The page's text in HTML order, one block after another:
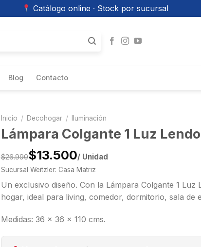
Catálogo online · Stock por sucursal
Blog Contacto
Inicio / Decohogar / Iluminación
Lámpara Colgante 1 Luz
$26.990$13.500/ Unidad
Sucursal Weitzler: Casa Matriz
Un exclusivo diseño. Con la Lámpara Colgante 1
hogar, ideal para living, comedor, dormitorio, sala de
Medidas: 36 x 36 x 110 cms.